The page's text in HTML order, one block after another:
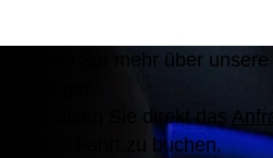
Erfahren Sie mehr über
oder nutzen Sie direkt das
um eine Fahrt zu buchen.